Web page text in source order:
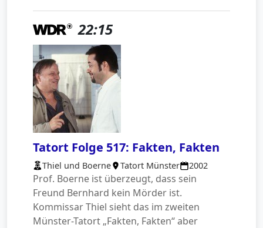
22:15
Tatort Folge 517: Fakten, Fakten
Thiel und Boerne Tatort Münster 2002
Prof. Boerne ist überzeugt, dass sein
Freund Bernhard kein Mörder ist.
Kommissar Thiel sieht das im zweiten
Münster-Tatort „Fakten, Fakten“ aber